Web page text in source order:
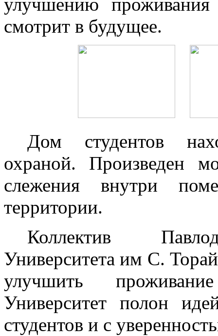
смотрит в будущее.
Дом студентов
охраной. Произведен
слежения внутри
территории.
Коллектив
Университета им С.
улучшить
Университет полон
студентов и с